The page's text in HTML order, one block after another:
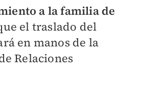
a la familia de
el traslado del
en manos de la
Relaciones